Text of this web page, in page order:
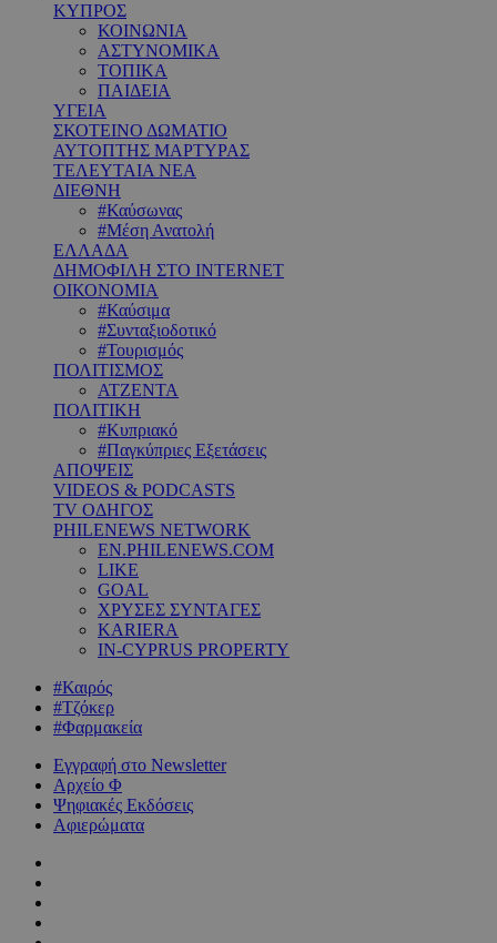
ΚΥΠΡΟΣ
ΚΟΙΝΩΝΙΑ
ΑΣΤΥΝΟΜΙΚΑ
ΤΟΠΙΚΑ
ΠΑΙΔΕΙΑ
ΥΓΕΙΑ
ΣΚΟΤΕΙΝΟ ΔΩΜΑΤΙΟ
ΑΥΤΟΠΤΗΣ ΜΑΡΤΥΡΑΣ
ΤΕΛΕΥΤΑΙΑ ΝΕΑ
ΔΙΕΘΝΗ
#Καύσωνας
#Μέση Ανατολή
ΕΛΛΑΔΑ
ΔΗΜΟΦΙΛΗ ΣΤΟ INTERNET
ΟΙΚΟΝΟΜΙΑ
#Καύσιμα
#Συνταξιοδοτικό
#Τουρισμός
ΠΟΛΙΤΙΣΜΟΣ
ΑΤΖΕΝΤΑ
ΠΟΛΙΤΙΚΗ
#Κυπριακό
#Παγκύπριες Εξετάσεις
ΑΠΟΨΕΙΣ
VIDEOS & PODCASTS
TV ΟΔΗΓΟΣ
PHILENEWS NETWORK
EN.PHILENEWS.COM
LIKE
GOAL
ΧΡΥΣΕΣ ΣΥΝΤΑΓΕΣ
KARIERA
IN-CYPRUS PROPERTY
#Καιρός
#Τζόκερ
#Φαρμακεία
Εγγραφή στο Newsletter
Αρχείο Φ
Ψηφιακές Εκδόσεις
Αφιερώματα